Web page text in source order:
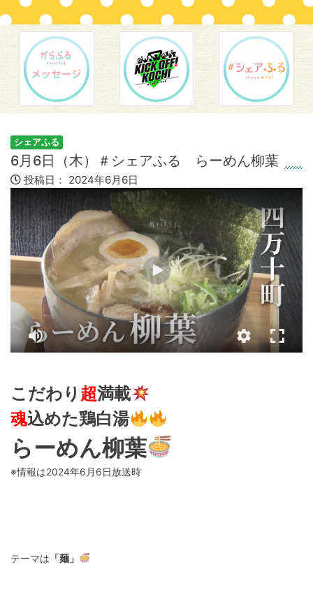
シェアふる
6月6日（木）＃シェアふる らーめん柳葉
投稿日： 2024年6月6日
こだわり 超満載
魂込めた鶏白湯
らーめん柳葉
※情報は2024年6月6日放送時
テーマは 「麺」